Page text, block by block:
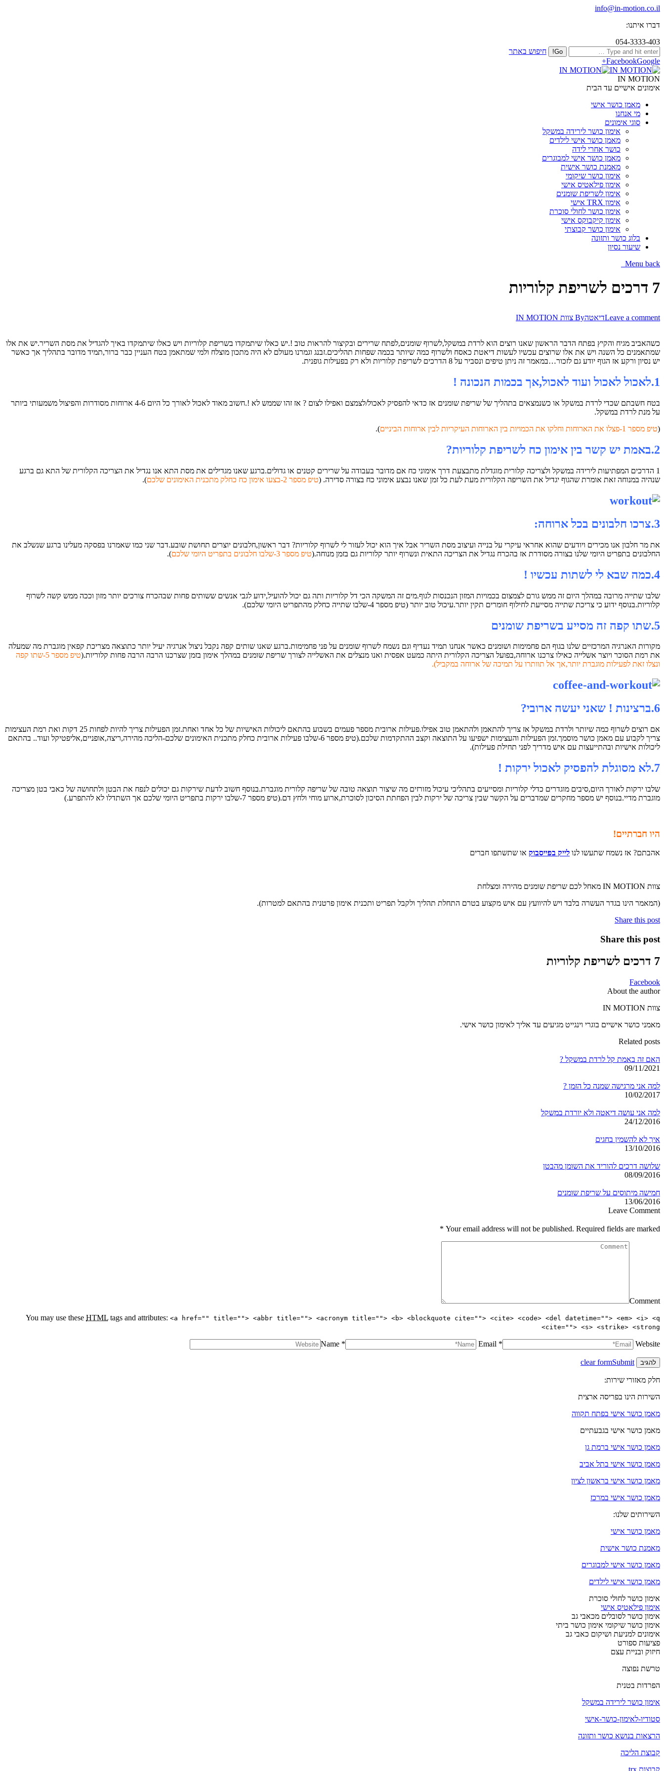
info@in-motion.co.il
דברו איתנו:
054-3333-403
חיפוש באתר
FacebookGoogle+
IN MOTION
אימונים אישיים עד הבית
מאמן כושר אישי
מי אנחנו
סוגי אימונים
אימון כושר לירידה במשקל
מאמן כושר אישי לילדים
כושר אחרי לידה
מאמן כושר אישי למבוגרים
מאמנת כושר אישית
אימון כושר שיקומי
אימון פילאטיס אישי
אימון לשריפת שומנים
אימון TRX אישי
אימון כושר לחולי סוכרת
אימון קיקבוקס אישי
אימון כושר קבוצתי
בלוג כושר ותזונה
שיעור נסיון
Menu back
7 דרכים לשריפת קלוריות
Leave a commentדיאטהBy צוות IN MOTION
כשהאביב מגיח והקיץ בפתח הדבר הראשון שאנו רוצים הוא לרדת במשקל,לשרוף שומנים,לפתח שרירים ובקיצור להראות טוב !.יש כאלו שיתמקדו בשריפת קלוריות ויש כאלו שיתמקדו באיך להגדיל את מסת השריר.יש את אלו
שמתאמנים כל השנה ויש את אלו שרוצים עכשיו לעשות דיאטת כאסח ולשרוף כמה שיותר בכמה שפחות תהליכים.זבנג וגמרנו מעולם לא היה מתכון מוצלח ולמי שמתאמן בטח העניין כבר ברור,תמיד מדובר בתהליך אך כאשר
יש נסיון ורקע אז הגוף יודע גם לזכור…במאמר זה ניתן טיפים ונסביר על 8 הדרכים לשריפת קלוריות ולא רק בפעילות גופנית.
1.לאכול לאכול ועוד לאכול,אך בכמות הנכונה !
בטח חשבתם שכדי לרדת במשקל או כשנמצאים בתהליך של שריפת שומנים אז כדאי להפסיק לאכול/לצמצם ואפילו לצום ? אז זהו שממש לא !.חשוב מאוד לאכול לאורך כל היום 4-6 ארוחות מסודרות והפיצול משמעותי ביותר
על מנת לרדת במשקל.
(טיפ מספר 1-פצלו את הארוחות וחלקו את הכמויות בין הארוחות העיקריות לבין ארוחות הביניים ).
2.באמת יש קשר בין אימון כח לשריפת קלוריות?
1 הדרכים המפתיעות לירידה במשקל ולצריכה קלורית מוגדלת מתבצעת דרך אימוני כח אם מדובר בעבודה על שרירים קטנים או גדולים.ברגע שאנו מגדילים את מסת התא אנו נגדיל את הצריכה הקלורית של התא גם ברגע
שנהיה במנוחה זאת אומרת שהגוף יגדיל את השריפה הקלורית מעת לעת כל זמן שאנו נבצע אימוני כח בצורה סדירה. (טיפ מספר 2-בצעו אימון כח כחלק מתכנית האימונים שלכם ).
3.צרכו חלבונים בכל ארוחה:
את מר חלבון אנו מכירים ויודעים שהוא אחראי עיקרי על בנייה ועיצוב מסת השריר אבל איך הוא יכול לעזור לי לשרוף קלוריות? דבר ראשון,חלבונים יוצרים תחושת שובע.דבר שני כמו שאמרנו בפסקה מעלינו ברגע שנשלב את
החלבונים בתפריט היומי שלנו בצורה מסודרת אז בהכרח נגדיל את הצריכה התאית ונשרוף יותר קלוריות גם בזמן מנוחה.(טיפ מספר 3-שלבו חלבונים בתפריט היומי שלכם ).
4.כמה שבא לי לשתות עכשיו !
שלבו שתייה מרובה במהלך היום זה ממש גורם לצמצום בכמויות המזון הנכנסות לגוף.מים זה המשקה הכי דל קלוריות ותה גם יכול להועיל,ידוע לגבי אנשים ששותים פחות שבהכרח צורכים יותר מזון וככה ממש קשה לשרוף
קלוריות.בנוסף ידוע כי צריכת שתייה מסייעת לחילוף חומרים תקין יותר.עיכול טוב יותר (טיפ מספר 4-שלבו שתייה כחלק מהתפריט היומי שלכם).
5.שתו קפה זה מסייע בשריפת שומנים
מקורות האנרגיה המרכזיים שלנו בגוף הם פחמימות ושומנים כאשר אנחנו תמיד נעדיף וגם נשמח לשרוף שומנים על פני פחמימות.ברגע שאנו שותים קפה נקבל ניצול אנרגיה יעיל יותר כתוצאה מצריכת קפאין מוגברת מה שמעלה
את רמת הסוכר ויוצר אשלייה כאילו צרכנו ארוחה,בפועל הצריכה הקלורית היתה כמעט אפסית ואנו מנצלים את האשלייה לצורך שריפת שומנים במהלך אימון בזמן שצרכנו הרבה הרבה פחות קלוריות.(
טיפ מספר 5-שתו קפה
ונצלו זאת לפעילות מוגברת יותר,אך אל תוותרו על תמיכה של ארוחה במקביל).
6.ברצינות ! שאני יעשה ארובי?
אם רוצים לשרוף כמה שיותר ולרדת במשקל אז צריך להתאמן ולהתאמן טוב אפילו.פעילות ארובית מספר פעמים בשבוע בהתאם ליכולות האישיות של כל אחד ואחת.זמן הפעילות צריך להיות לפחות 25 דקות ואת רמת העצימות
צריך לקבוע עם מאמן כושר מוסמך.זמן הפעילות והעצימות ישפיעו על התוצאה וקצב ההתקדמות שלכם.(טיפ מספר 6-שלבו פעילות ארובית כחלק מתכנית האימונים שלכם-הליכה מהירה,ריצה,אופניים,אליפטיקל ועוד.. בהתאם
ליכולות אישיות ובהתייעצות עם איש מדריך לפני תחילת פעילות).
7.לא מסוגלת להפסיק לאכול ירקות !
שלבו ירקות לאורך היום,סיבים מוגדרים כדלי קלוריות ומסייעים בתהליכי עיכול מזורזים מה שיצור תוצאה טובה של שריפה קלורית מוגברת.בנוסף חשוב לדעת שירקות גם יכולים לנפח את הבטן ולתחושה של כאבי בטן מצריכה
מוגברת מדיי.בנוסף יש מספר מחקרים שמדברים על הקשר שבין צריכה של ירקות לבין הפחתת הסיכון לסוכרת,ארוע מוחי ולחץ דם.(טיפ מספר 7-שלבו ירקות בתפריט היומי שלכם אך השתדלו לא להתפרע.)
היו חברתיים!
אהבתם? אז נשמח שתעשו לנו לייק בפייסבוק או שתשתפו חברים
צוות IN MOTION מאחל לכם שריפת שומנים מהירה ומצלחת
(המאמר הינו בגדר העשרה בלבד ויש להיוועץ עם איש מקצוע בטרם התחלת תהליך ולקבל תפריט ותכנית אימון פרטנית בהתאם למטרות).
Share this post
Share this post
7 דרכים לשריפת קלוריות
Facebook
About the author
צוות IN MOTION
מאמני כושר אישיים בוגרי וינגייט מגיעים עד אליך לאימון כושר אישי.
Related posts
האם זה באמת קל לרדת במשקל ?
09/11/2021
למה אני מרגישה שמנה כל הזמן ?
10/02/2017
למה אני עושה דיאטה ולא יורדת במשקל
24/12/2016
איך לא להשמין בחגים
13/10/2016
שלושה דרכים להוריד את השומן מהבטן
08/09/2016
חמישה מיתוסים על שריפת שומנים
13/06/2016
Leave Comment
Your email address will not be published. Required fields are marked
*
Comment
You may use these HTML tags and attributes: <a href="" title=""> <abbr title=""> <acronym title=""> <b> <blockquote cite=""> <cite> <code> <del datetime=""> <em> <i> <q
cite=""> <s> <strike> <strong>
Name * Email * Website
clear formSubmit
חלק מאזורי שירות:
השירות הינו בפריסה ארצית
מאמן כושר אישי בפתח תקווה
מאמן כושר אישי בגבעתיים
מאמן כושר אישי ברמת גן
מאמן כושר אישי בתל אביב
מאמן כושר אישי בראשון לציון
מאמן כושר אישי במרכז
השירותים שלנו:
מאמן כושר אישי
מאמנת כושר אישית
מאמן כושר אישי למבוגרים
מאמן כושר אישי לילדים
אימון כושר לחולי סוכרת
אימון פילאטיס אישי
אימון כושר לסובלים מכאבי גב
אימון כושר שיקומי אימון כושר ביתי
אימונים למניעת ושיקום כאבי גב
פציעות ספורט
חיזוק ובניית עצם
טרשת נפוצה
הפרדות בטנית
אימון כושר לירידה במשקל
סטודיו-לאימון-כושר-אישי
הרצאות בנושא כושר ותזונה
קבוצת הליכה
קבוצות trx